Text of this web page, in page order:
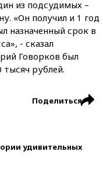
из подсудимых –
«Он получил и 1 год
назначенный срок в
- сказал
Говорков был
рублей.
Поделиться
удивительных